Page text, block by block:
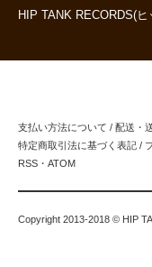
HIP TANK RECORDS(
支払い方法について / 配送・
特定商取引法に基づく表記 /
RSS ・ ATOM
Copyright 2013-2018 © HIP